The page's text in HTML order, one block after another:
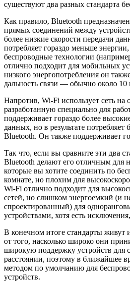
существуют два разных стандарта
Как правило, Bluetooth
прямых соединений между
более низкие скорости передачи
потребляет гораздо меньше
беспроводные технологии
отлично подходит для мобильных
низкого энергопотребления он
дальность связи — обычно около 10
Напротив, Wi-Fi использует сеть на
разработанную специально для
поддерживает гораздо более
данных, но в результате
Bluetooth. Он также поддерживает
Так что, если вы сравните эти два
Bluetooth делают его отличным для
которые вы хотите соединить по
комнате, но плохим для
Wi-Fi отлично подходит для
сетей, но слишком энергоемкий (и
спроектированный) для
устройствами, хотя есть
В конечном итоге стандарты живут
от того, насколько широко они
широкую поддержку устройств для
расстоянии, поэтому в ближайшее
методом по умолчанию для
устройств.